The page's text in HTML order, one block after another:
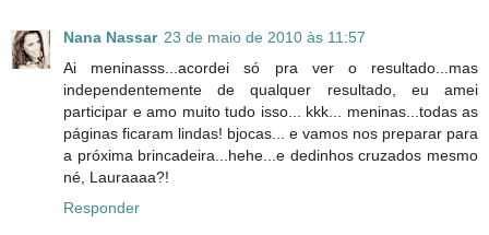
Nana Nassar 23 de maio de 2010 às 11:57
Ai meninasss...acordei só pra ver o resultado...mas
independentemente de qualquer resultado, eu amei
participar e amo muito tudo isso... kkk... meninas...todas as
páginas ficaram lindas! bjocas... e vamos nos preparar para
a próxima brincadeira...hehe...e dedinhos cruzados mesmo
né, Lauraaaa?!
Responder